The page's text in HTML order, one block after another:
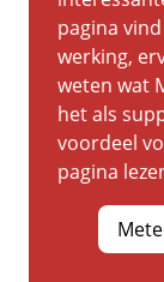
pagina
werking,
weten wat
het als
voordeel
pagina